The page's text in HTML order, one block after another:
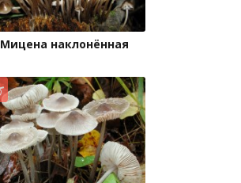
Мицена наклонённая